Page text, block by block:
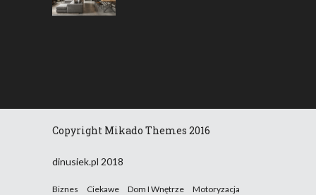
Copyright Mikado Themes 2016
dinusiek.pl 2018
Biznes Ciekawe Dom I Wnętrze Motoryzacja